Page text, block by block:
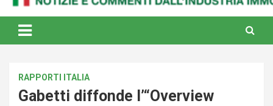
By Internews
internazionale
RAPPORTI ITALIA
Gabetti diffonde l’“Overview